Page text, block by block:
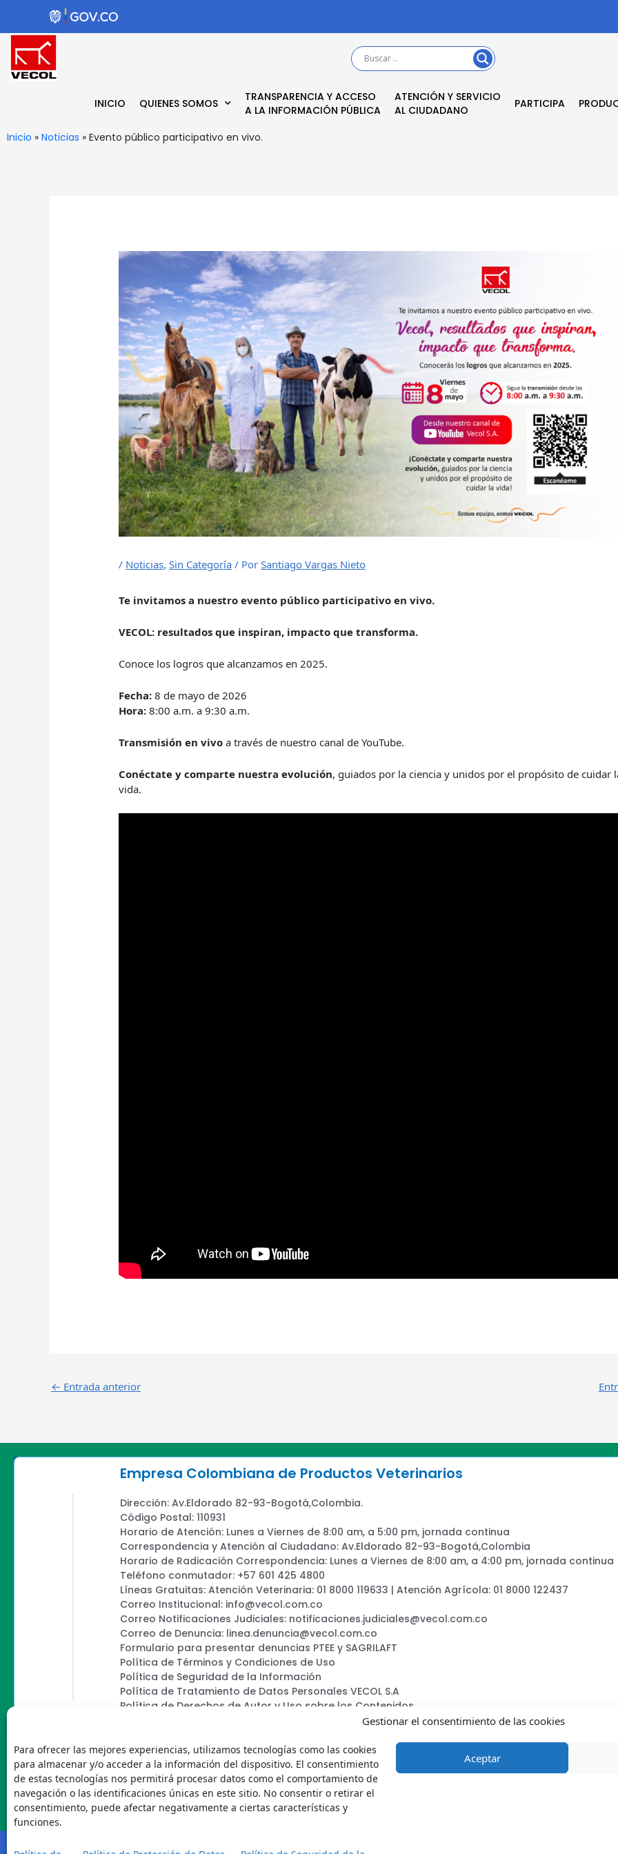
Gestionar el consentimiento de las cookies
Para ofrecer las mejores experiencias, utilizamos tecnologías como las cookies
para almacenar y/o acceder a la información del dispositivo. El consentimiento
de estas tecnologías nos permitirá procesar datos como el comportamiento de
navegación o las identificaciones únicas en este sitio. No consentir o retirar el
consentimiento, puede afectar negativamente a ciertas características y
funciones.
Aceptar
contenido
INICIO QUIENES SOMOS
TRANSPARENCIA Y ACCESO
A LA INFORMACIÓN PÚBLICA
ATENCIÓN Y SERVICIO
AL CIUDADANO
PARTICIPA
Inicio » Noticias » Evento público participativo en vivo.
/ Noticias,Sin Categoría / PorSantiago Vargas Nieto
Te invitamos a nuestro evento público participativo en vivo.
VECOL: resultados que inspiran, impacto que transforma.
Conoce los logros que alcanzamos en 2025.
Fecha: 8 de mayo de 2026
Hora: 8:00 a.m. a 9:30 a.m.
Transmisión en vivo a través de nuestro canal de YouTube.
Conéctate y comparte nuestra evolución, guiados por la ciencia y unidos por el propósito de cuidar
vida.
← Entrada anterior
Empresa Colombiana de Productos Veterinarios
Dirección: Av.Eldorado 82-93-Bogotá,Colombia.
Código Postal: 110931
Horario de Atención: Lunes a Viernes de 8:00 am, a 5:00 pm, jornada continua
Correspondencia y Atención al Ciudadano: Av.Eldorado 82-93-Bogotá,Colombia
Horario de Radicación Correspondencia: Lunes a Viernes de 8:00 am, a 4:00 pm, jornada continua
Teléfono conmutador: +57 601 425 4800
Líneas Gratuitas: Atención Veterinaria: 01 8000 119633 | Atención Agrícola: 01 8000 122437
Correo Institucional: info@vecol.com.co
Correo Notificaciones Judiciales: notificaciones.judiciales@vecol.com.co
Correo de Denuncia: linea.denuncia@vecol.com.co
Formulario para presentar denuncias PTEE y SAGRILAFT
Política de Términos y Condiciones de Uso
Política de Seguridad de la Información
Política de Tratamiento de Datos Personales VECOL S.A
Política de Derechos de Autor y Uso sobre los Contenidos
Vecol Vecol.oficial